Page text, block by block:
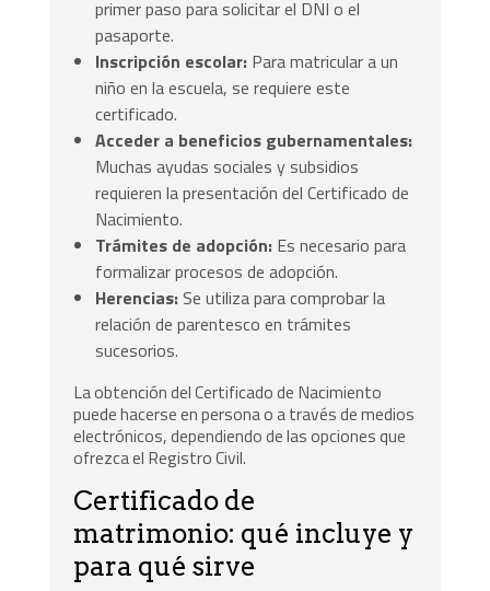
primer paso para solicitar el DNI o el
pasaporte.
Inscripción escolar: Para matricular a un
niño en la escuela, se requiere este
certificado.
Acceder a beneficios gubernamentales:
Muchas ayudas sociales y subsidios
requieren la presentación del Certificado de
Nacimiento.
Trámites de adopción: Es necesario para
formalizar procesos de adopción.
Herencias: Se utiliza para comprobar la
relación de parentesco en trámites
sucesorios.
La obtención del Certificado de Nacimiento
puede hacerse en persona o a través de medios
electrónicos, dependiendo de las opciones que
ofrezca el Registro Civil.
Certificado de
matrimonio: qué incluye y
para qué sirve